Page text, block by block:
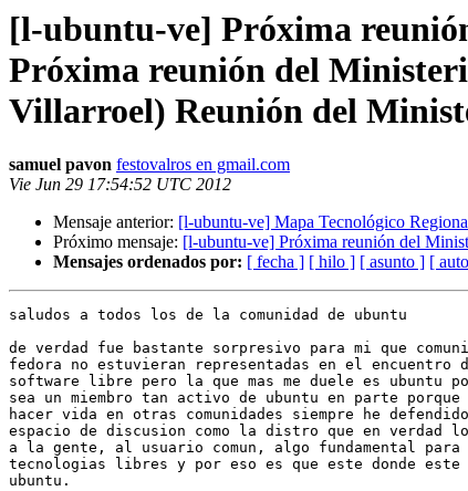
[l-ubuntu-ve] Próxima
Próxima reunión del
Villarroel) Reunión del
samuel pavon festovalros en gmail.com
Vie Jun 29 17:54:52 UTC 2012
Mensaje anterior: [l-ubuntu-ve] Mapa Tecnológico
Próximo mensaje: [l-ubuntu-ve] Próxima reunión del
Mensajes ordenados por: [ fecha ] [ hilo ] [ asunto ] [
saludos a todos los de la comunidad de ubuntu
de verdad fue bastante sorpresivo para mi que
fedora no estuvieran representadas en el encuentro
software libre pero la que mas me duele es ubuntu
sea un miembro tan activo de ubuntu en parte
hacer vida en otras comunidades siempre he
espacio de discusion como la distro que en verdad
a la gente, al usuario comun, algo fundamental
tecnologias libres y por eso es que este donde este
ubuntu.